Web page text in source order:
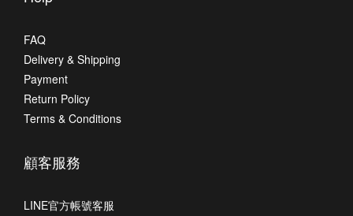
FAQ
Delivery & Shipping
Payment
Return Policy
Terms & Conditions
顧客服務
LINE官方帳號客服